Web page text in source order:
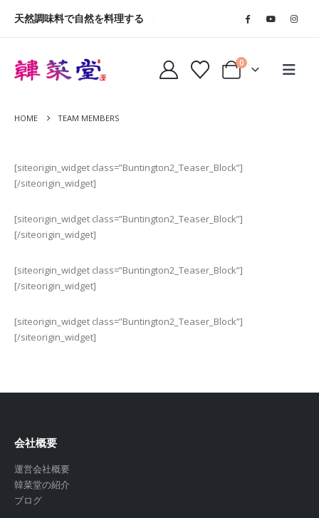
天然調味料で自然を料理する
0
HOME TEAM MEMBERS
[siteorigin_widget class=”Buntington2_Teaser_Block”]
[/siteorigin_widget]
[siteorigin_widget class=”Buntington2_Teaser_Block”]
[/siteorigin_widget]
[siteorigin_widget class=”Buntington2_Teaser_Block”]
[/siteorigin_widget]
[siteorigin_widget class=”Buntington2_Teaser_Block”]
[/siteorigin_widget]
会社概要
運営会社概要
韓菜堂の紹介
ブログ